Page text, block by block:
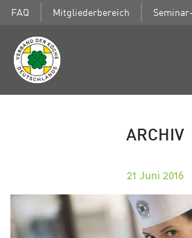
FAQ Mitgliederbereich
ARCHIV
21 Juni 2016